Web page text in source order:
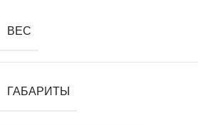
ВЕС
ГАБАРИТЫ